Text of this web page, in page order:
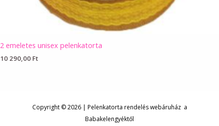
2 emeletes unisex pelenkatorta
10 290,00 Ft
Copyright © 2026 | Pelenkatorta rendelés webáruház a
Babakelengyéktől